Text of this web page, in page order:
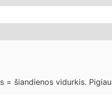
šiandienos vidurkis.